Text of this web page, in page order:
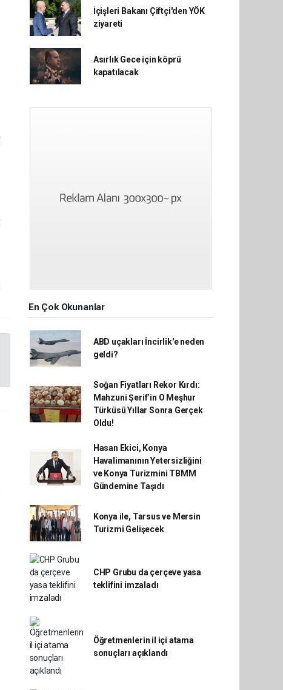
İçişleri Bakanı Çiftçi'den YÖK
ziyareti
Asırlık Gece için köprü
kapatılacak
En Çok Okunanlar
ABD uçakları İncirlik'e neden
geldi?
Soğan Fiyatları Rekor Kırdı:
Mahzuni Şerif’in O Meşhur
Türküsü Yıllar Sonra Gerçek
Oldu!
Hasan Ekici, Konya
Havalimanının Yetersizliğini
ve Konya Turizmini TBMM
Gündemine Taşıdı
Konya ile, Tarsus ve Mersin
Turizmi Gelişecek
CHP Grubu da çerçeve yasa
teklifini imzaladı
Öğretmenlerin il içi atama
sonuçları açıklandı